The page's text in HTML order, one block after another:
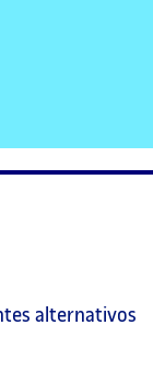
alternativos